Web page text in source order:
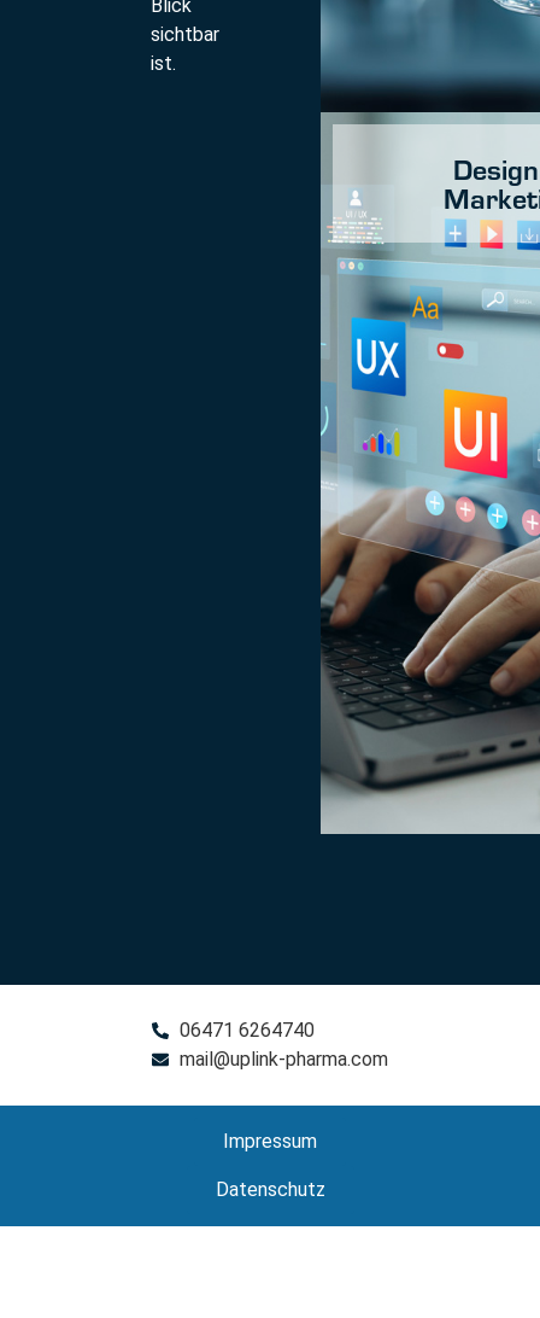
Blick
sichtbar
ist.
06471 6264740
mail@uplink-pharma.com
Impressum
Datenschutz